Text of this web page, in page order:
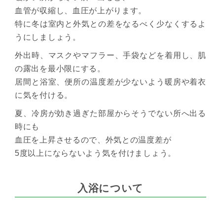
血管が収縮し、血圧が上がります。
特に冬は室内と外気との差をなるべく少なくするよ
うにしましょう。
外出時、マスクやマフラー、手袋などを着用し、肌
の露出を最小限にする。
居間と浴室、便所の温度差が少ないよう暖房や着衣
に気を付ける。
夏、冷房が効き過ぎた部屋からそうでない所へ出る
時にも
血圧を上昇させるので、外気との温度差が
5度以上にならないよう気を付けましょう。
入浴について